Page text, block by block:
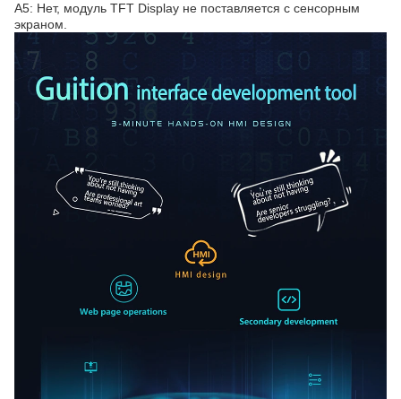
A5: Нет, модуль TFT Display не поставляется с сенсорным
экраном.